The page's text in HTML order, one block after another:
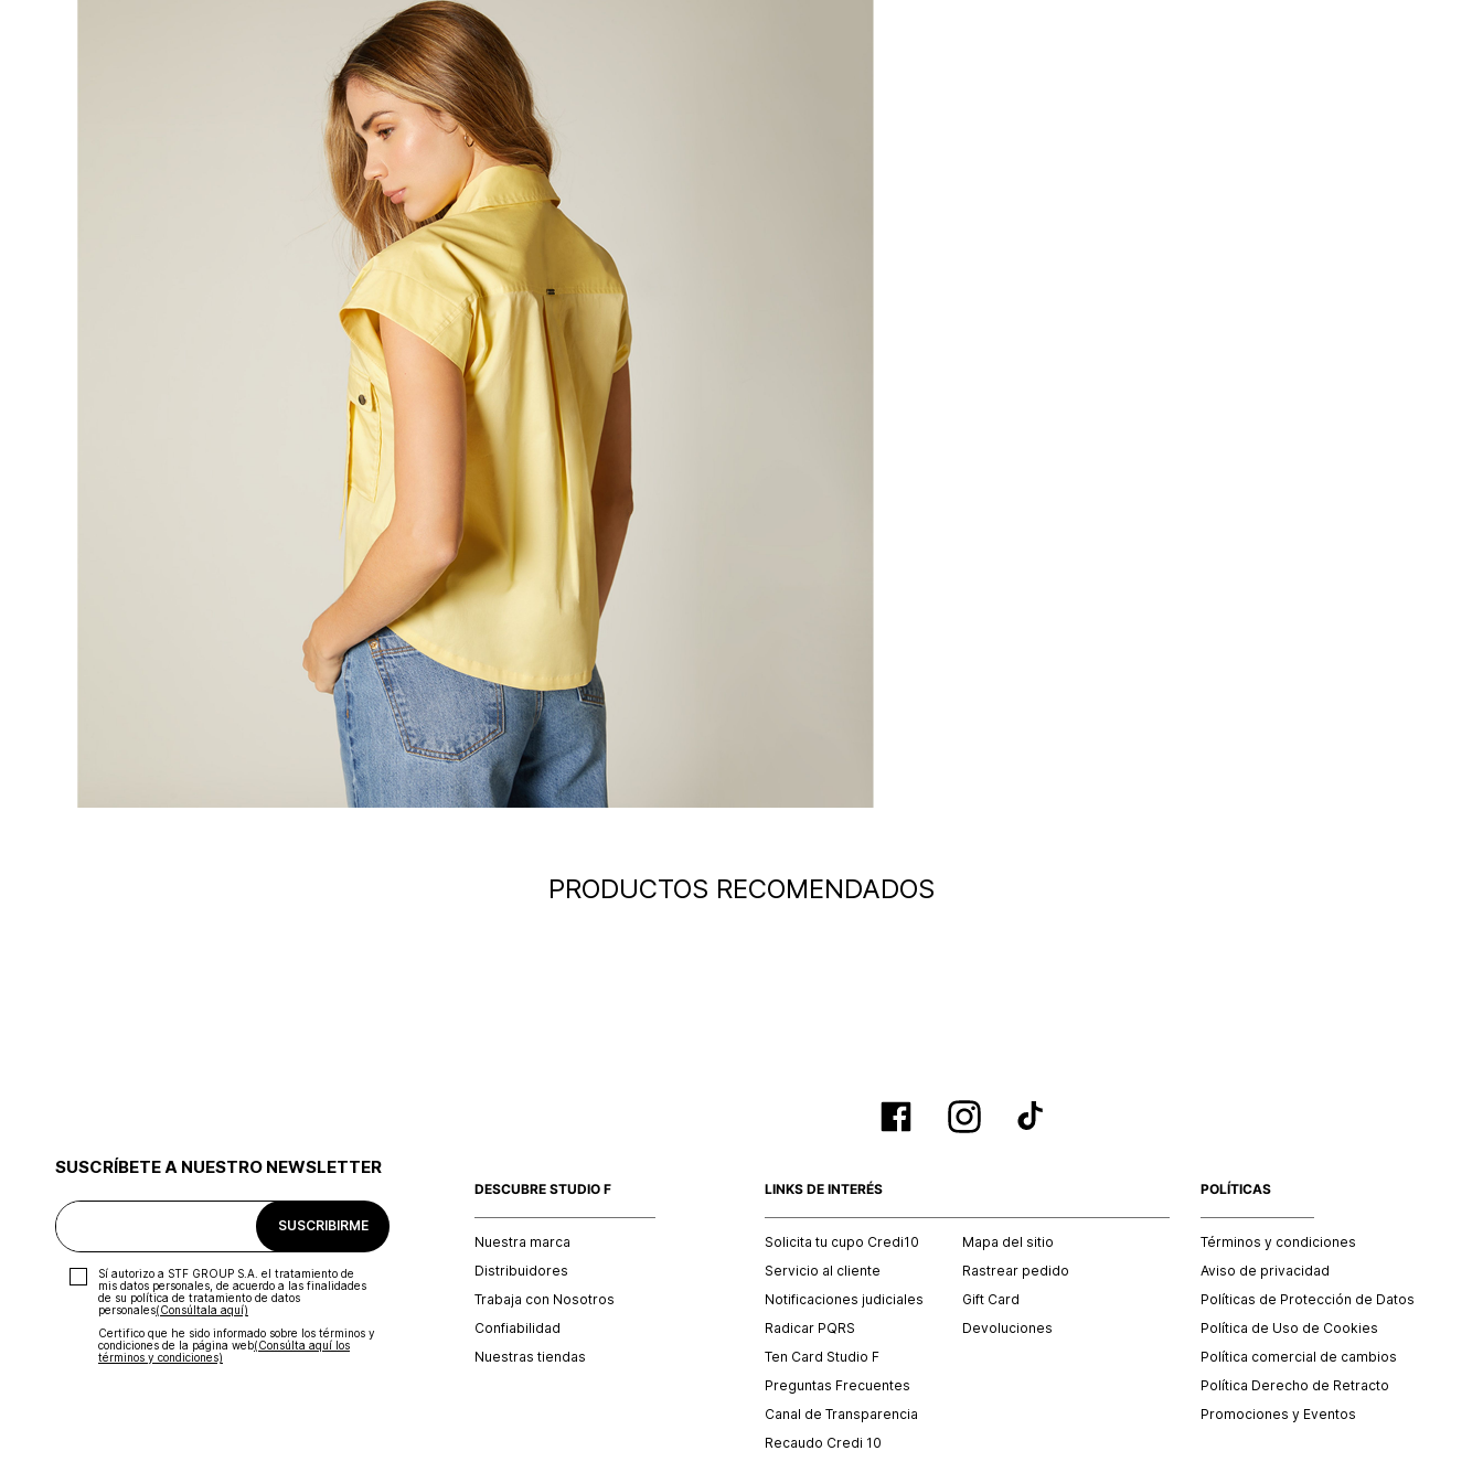
PRODUCTOS RECOMENDADOS
SUSCRÍBETE A NUESTRO NEWSLETTER
SUSCRIBIRME
Sí autorizo a STF GROUP S.A. el tratamiento de
mis datos personales, de acuerdo a las finalidades
de su política de tratamiento de datos
personales‎(Consúltala aquí)
Certifico que he sido informado sobre los términos y
condiciones de la página web‎(Consúlta aquí los
términos y condiciones)
DESCUBRE STUDIO F
Nuestra marca
Distribuidores
Trabaja con Nosotros
Confiabilidad
Nuestras tiendas
LINKS DE INTERÉS
Solicita tu cupo Credi10
Servicio al cliente
Notificaciones judiciales
Radicar PQRS
Ten Card Studio F
Preguntas Frecuentes
Canal de Transparencia
Recaudo Credi 10
Mapa del sitio
Rastrear pedido
Gift Card
Devoluciones
POLÍTICAS
Términos y condiciones
Aviso de privacidad
Políticas de Protección de Datos
Política de Uso de Cookies
Política comercial de cambios
Política Derecho de Retracto
Promociones y Eventos